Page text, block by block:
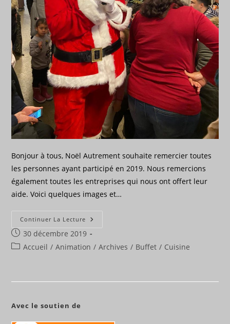
Bonjour à tous, Noël Autrement souhaite remercier toutes
les personnes ayant participé en 2019. Nous remercions
également toutes les entreprises qui nous ont offert leur
aide. Voici quelques images et…
Continuer La Lecture Merci
Noël
Publication
publiée :
30 décembre 2019
PostAccueil / Animation / Archives / Buffet / Cuisine
Avec le soutien de